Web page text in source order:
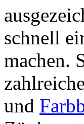
schnell
machen.
und